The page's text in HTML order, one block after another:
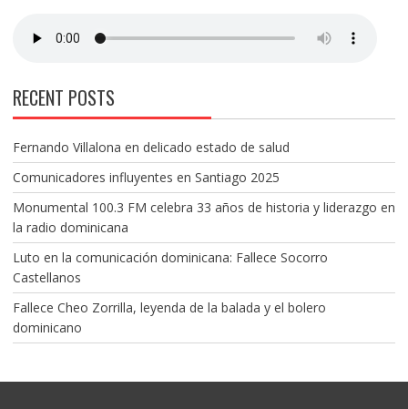
RECENT POSTS
Fernando Villalona en delicado estado de salud
Comunicadores influyentes en Santiago 2025
Monumental 100.3 FM celebra 33 años de historia y liderazgo en
la radio dominicana
Luto en la comunicación dominicana: Fallece Socorro
Castellanos
Fallece Cheo Zorrilla, leyenda de la balada y el bolero
dominicano